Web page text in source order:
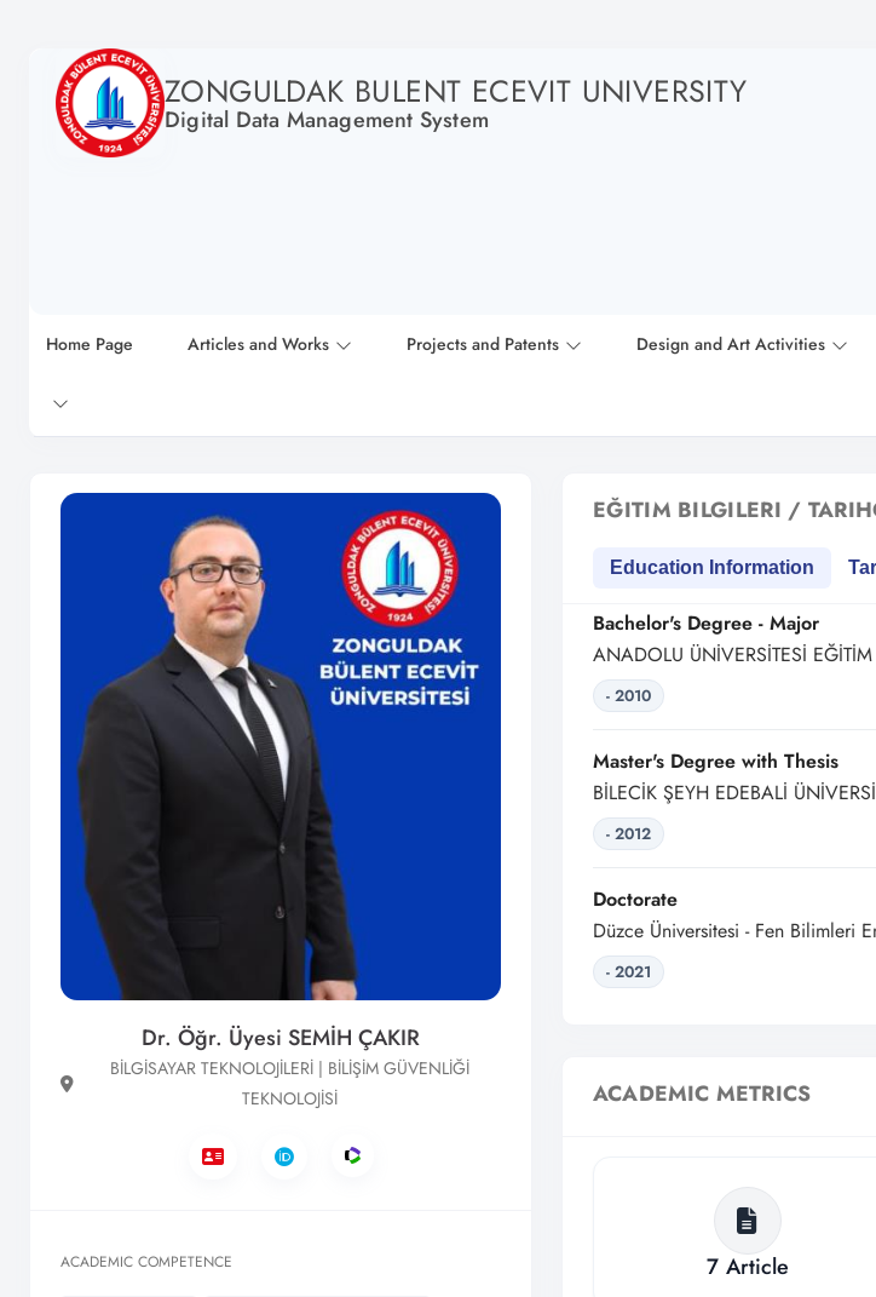
ZONGULDAK BULENT ECEVIT UNIVERSITY
Digital Data Management System
Home Page Articles and Works Projects and Patents Design and Art Activities
Dr. Öğr. Üyesi SEMİH ÇAKIR
BİLGİSAYAR TEKNOLOJİLERİ | BİLİŞİM GÜVENLİĞİ
TEKNOLOJİSİ
ACADEMIC COMPETENCE
EĞITIM BILGILERI /
Education Information
Bachelor's Degree - Major
ANADOLU ÜNİVERSİTESİ
- 2010
Master's Degree with Thesis
BİLECİK ŞEYH EDEBALİ
- 2012
Doctorate
Düzce Üniversitesi - Fen Bilimleri
- 2021
ACADEMIC METRICS
7 Article